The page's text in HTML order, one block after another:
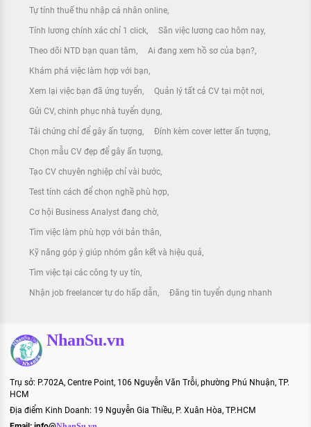
Tự tính thuế thu nhập cá nhân online
Tính lương chính xác chỉ 1 click Săn việc lương cao hôm nay
Theo dõi NTD bạn quan tâm Ai đang xem hồ sơ của bạn?
Khám phá việc làm hợp với bạn
Xem lại việc bạn đã ứng tuyển Quản lý tất cả CV tại một nơi
Gửi CV, chinh phục nhà tuyển dụng
Tải chứng chỉ để gây ấn tượng Đính kèm cover letter ấn tượng
Chọn mẫu CV đẹp để gây ấn tượng
Tạo CV chuyên nghiệp chỉ vài bước
Test tính cách để chọn nghề phù hợp
Cơ hội Business Analyst đang chờ
Tìm việc làm phù hợp với bản thân
Kỹ năng góp ý giúp nhóm gắn kết và hiệu quả
Tìm việc tại các công ty uy tín
Nhận job freelancer tự do hấp dẫn Đăng tin tuyển dụng nhanh
NhanSu.vn
Trụ sở: P.702A, Centre Point, 106 Nguyễn Văn Trỗi, phường Phú Nhuận, TP.
HCM
Địa điểm Kinh Doanh: 19 Nguyễn Gia Thiều, P. Xuân Hòa, TP.HCM